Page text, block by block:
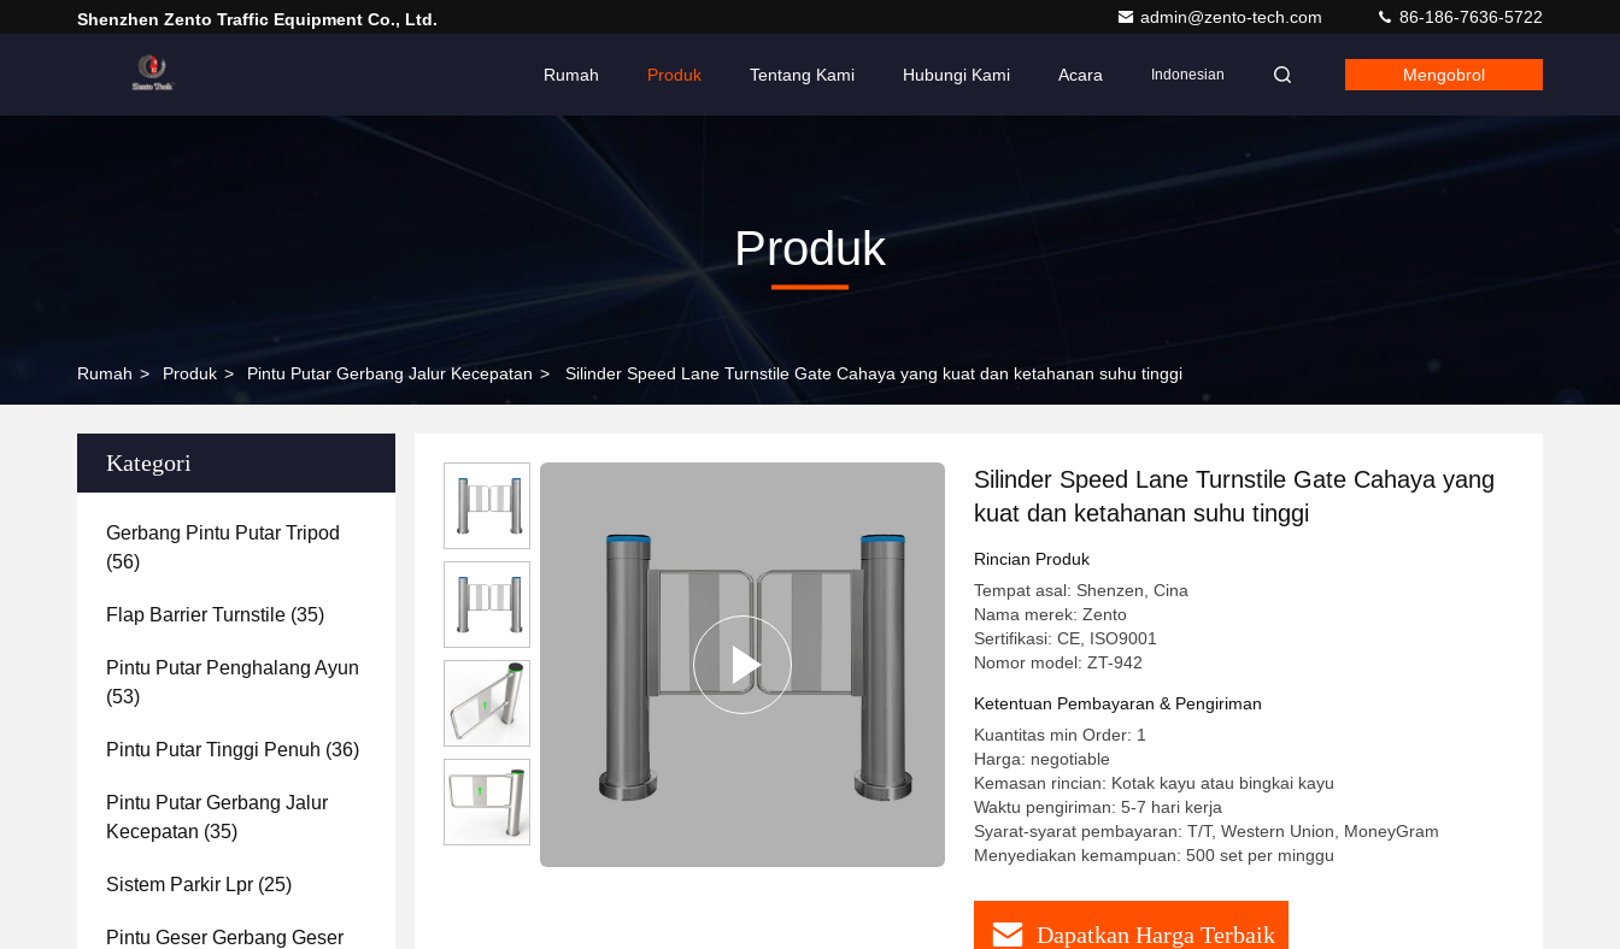
Shenzhen Zento Traffic Equipment Co., Ltd. admin@zento-tech.com 86-186-7636-5722
Rumah Produk Tentang Kami Hubungi Kami Acara Indonesian Mengobrol
Produk
Rumah > Produk > Pintu Putar Gerbang Jalur Kecepatan > Silinder Speed Lane Turnstile Gate Cahaya yang kuat dan ketahanan suhu tinggi
Kategori
Gerbang Pintu Putar Tripod
(56)
Flap Barrier Turnstile (35)
Pintu Putar Penghalang Ayun
(53)
Pintu Putar Tinggi Penuh (36)
Pintu Putar Gerbang Jalur
Kecepatan (35)
Sistem Parkir Lpr (25)
Pintu Geser Gerbang Geser
Silinder Speed Lane Turnstile Gate Cahaya yang
kuat dan ketahanan suhu tinggi
Rincian Produk
Tempat asal: Shenzen, Cina
Nama merek: Zento
Sertifikasi: CE, ISO9001
Nomor model: ZT-942
Ketentuan Pembayaran & Pengiriman
Kuantitas min Order: 1
Harga: negotiable
Kemasan rincian: Kotak kayu atau bingkai kayu
Waktu pengiriman: 5-7 hari kerja
Syarat-syarat pembayaran: T/T, Western Union, MoneyGram
Menyediakan kemampuan: 500 set per minggu
Dapatkan Harga Terbaik